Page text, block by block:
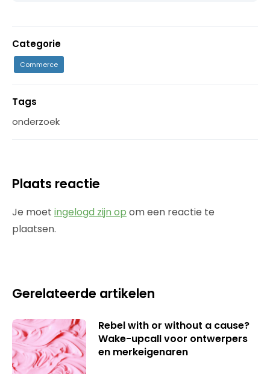
Categorie
Commerce
Tags
onderzoek
Plaats reactie
Je moet ingelogd zijn op om een reactie te
plaatsen.
Gerelateerde artikelen
Rebel with or without a cause?
Wake-upcall voor ontwerpers
en merkeigenaren